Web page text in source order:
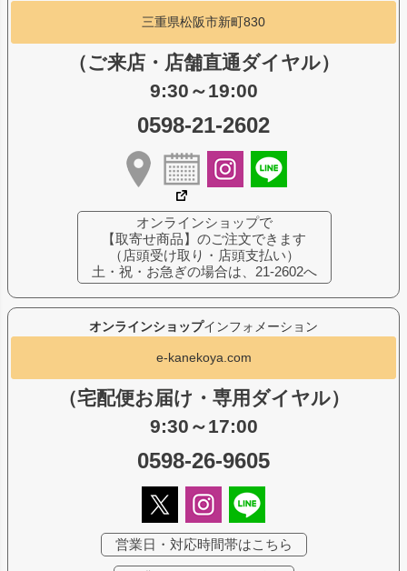
オンラインショップインフォメーション
e-kanekoya.com
（宅配便お届け・専用ダイヤル）
9:30～17:00
0598-26-9605
営業日・対応時間帯はこちら
三重県松阪市新町830
（ご来店・店舗直通ダイヤル）
9:30～19:00
0598-21-2602
オンラインショップで
【取寄せ商品】のご注文できます
（店頭受け取り・店頭支払い）
土・祝・お急ぎの場合は、21-2602へ